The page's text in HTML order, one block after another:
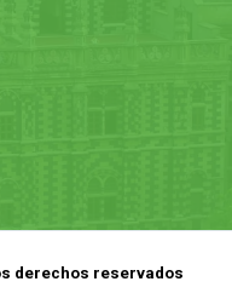
derechos reservados